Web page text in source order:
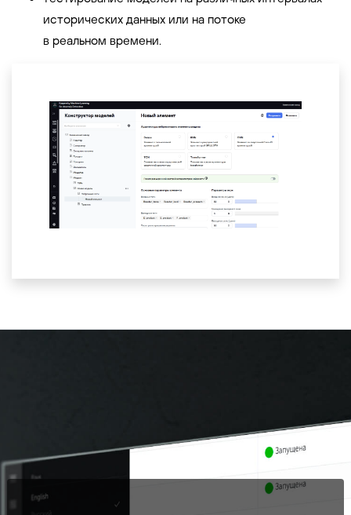
исторических данных или на потоке
в реальном времени.